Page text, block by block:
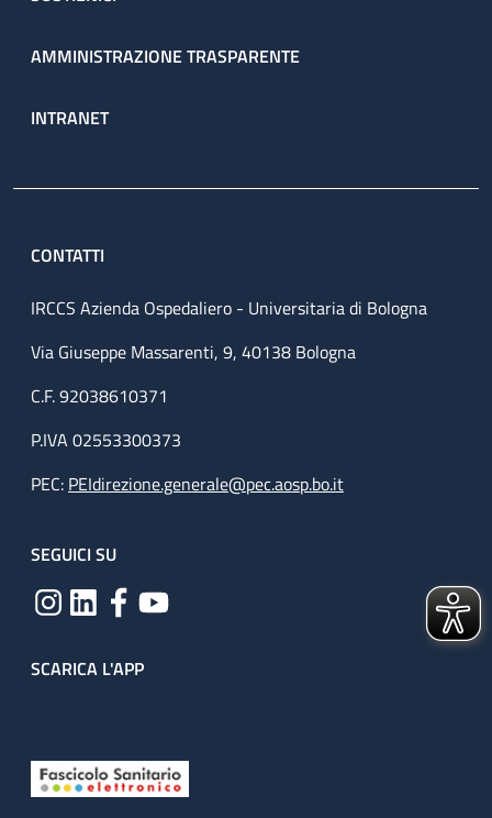
AMMINISTRAZIONE TRASPARENTE
INTRANET
CONTATTI
IRCCS Azienda Ospedaliero - Universitaria di Bologna
Via Giuseppe Massarenti, 9, 40138 Bologna
C.F. 92038610371
P.IVA 02553300373
PEC: PEIdirezione.generale@pec.aosp.bo.it
SEGUICI SU
SCARICA L'APP